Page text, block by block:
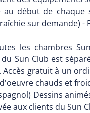
début de chaque
sur demande) -
les chambres
Sun Club est
gratuit à un
chauds et
Dessins
aux clients du Sun